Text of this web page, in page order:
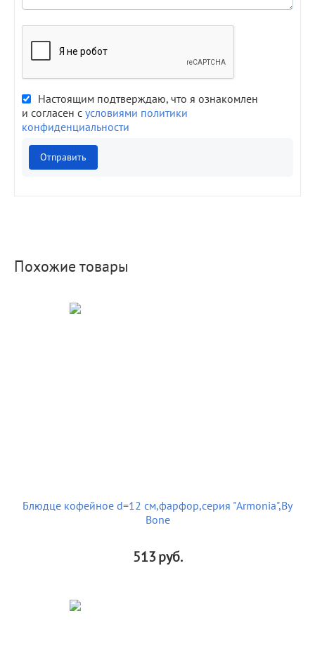
Настоящим подтверждаю, что я ознакомлен
и согласен с условиями политики
конфиденциальности
Отправить
Похожие товары
Блюдце кофейное d=12 cм,фарфор,серия "Armonia",By
Bone
513руб.